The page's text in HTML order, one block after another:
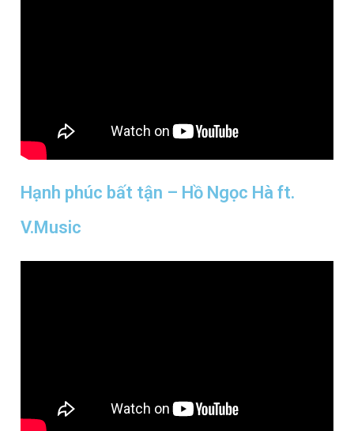
Hạnh phúc bất tận – Hồ Ngọc Hà ft.
V.Music